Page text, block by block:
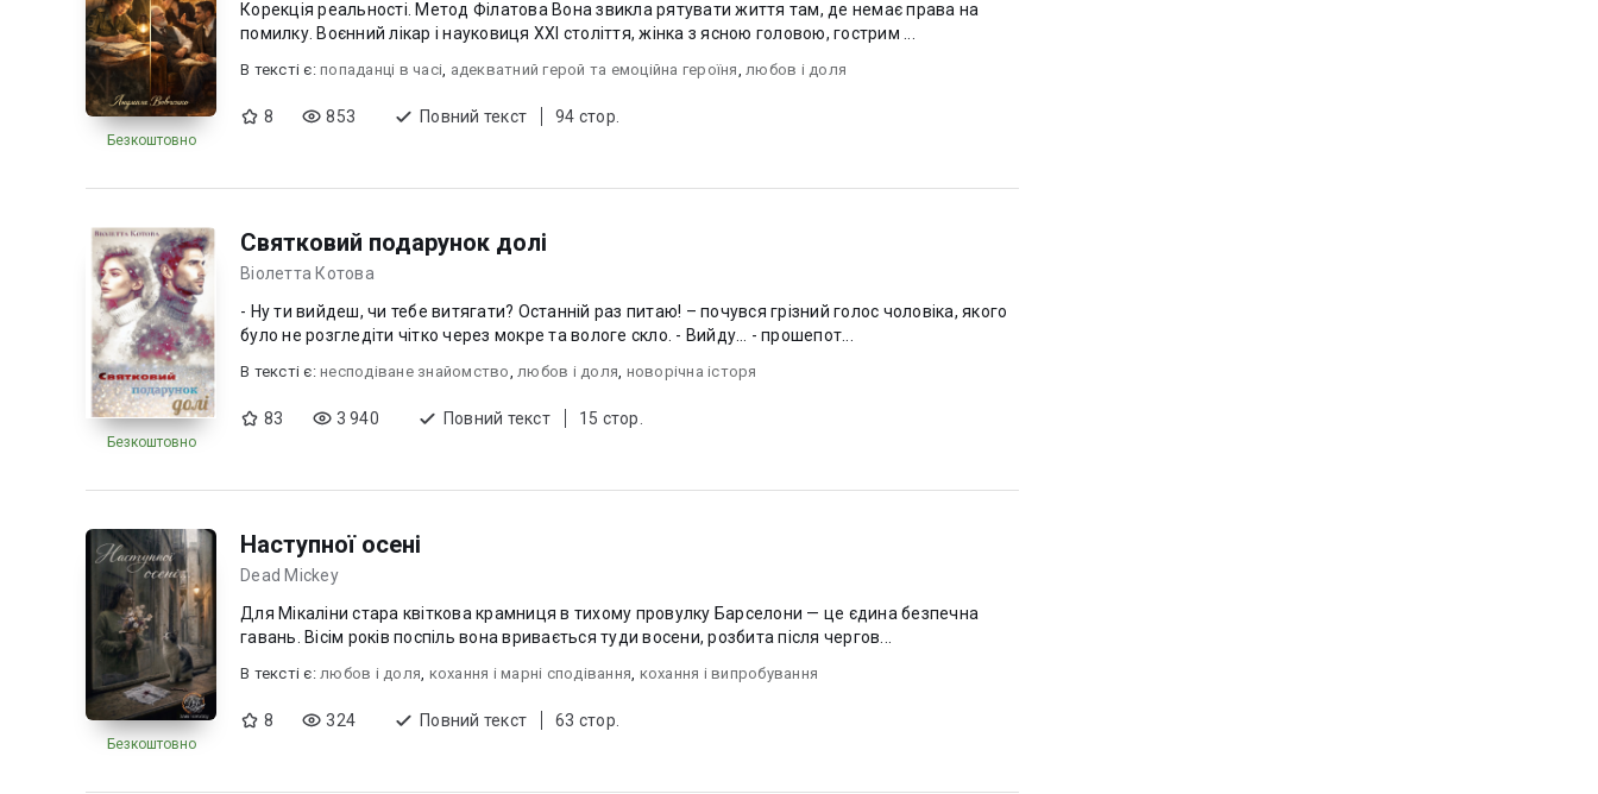
Безкоштовно
Корекція реальності. Метод Філатова Вона звикла рятувати життя там, де немає права на
помилку. Воєнний лікар і науковиця XXI століття, жінка з ясною головою, гострим ...
В текcті є: попаданці в часі, адекватний герой та емоційна героїня, любов i доля
8 853 Повний текст 94 стор.
Безкоштовно
Святковий подарунок долі
Віолетта Котова
- Ну ти вийдеш, чи тебе витягати? Останній раз питаю! – почувся грізний голос чоловіка, якого
було не розгледіти чітко через мокре та вологе скло. - Вийду… - прошепот...
В текcті є: несподіване знайомство, любов i доля, новорічна історя
83 3 940 Повний текст 15 стор.
Безкоштовно
Наступної осені
Dead Mickey
Для Мікаліни стара квіткова крамниця в тихому провулку Барселони — це єдина безпечна
гавань. Вісім років поспіль вона вривається туди восени, розбита після чергов...
В текcті є: любов i доля, кохання і марні сподівання, кохання і випробування
8 324 Повний текст 63 стор.